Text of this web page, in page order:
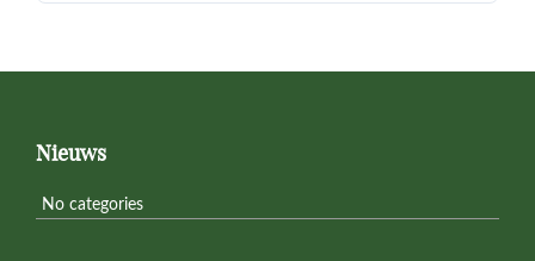
FooterNieuws
No categories